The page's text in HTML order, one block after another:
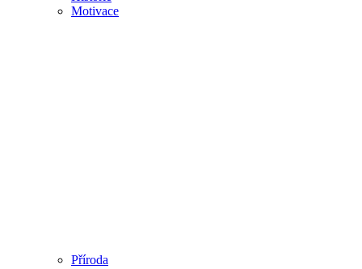
Motivace
Příroda